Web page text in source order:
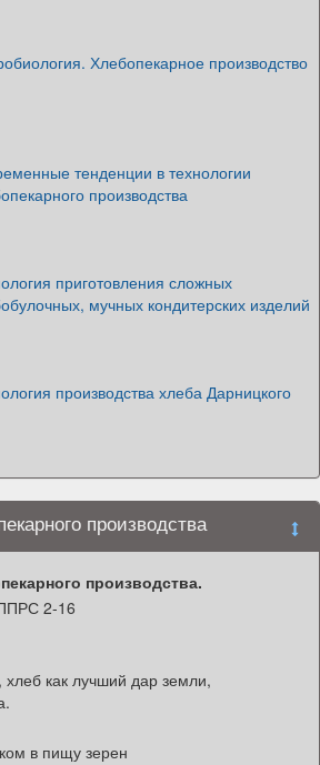
Хлебопекарное производство
тенденции в технологии
производства
приготовления сложных
мучных кондитерских изделий
производства хлеба Дарницкого
производства
производства.
2-16
хлеб как лучший дар земли,
в пищу зерен